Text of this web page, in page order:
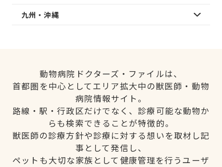
九州・沖縄
動物病院ドクターズ・ファイルは、
首都圏を中心としてエリア拡大中の獣医師・動物
病院情報サイト。
路線・駅・行政区だけでなく、診療可能な動物か
らも検索できることが特徴的。
獣医師の診療方針や診療に対する想いを取材し記
事として発信し、
ペットも大切な家族として健康管理を行うユーザ